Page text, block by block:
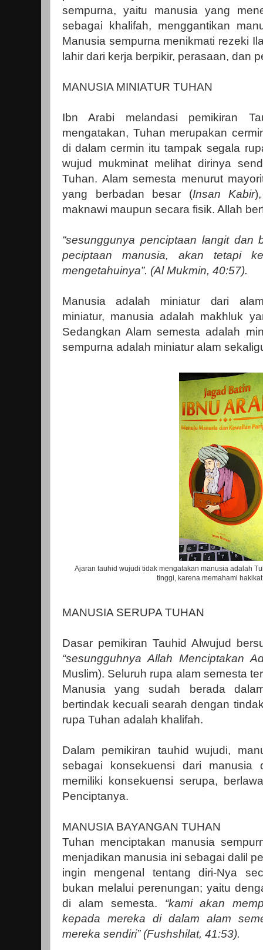
sempurna, yaitu manusia yang
sebagai khalifah, menggantikan
Manusia sempurna menikmati rezeki
lahir dari kerja berpikir, perasaan, dan
MANUSIA MINIATUR TUHAN
Ibn Arabi melandasi pemikiran
mengatakan, Tuhan merupakan
di dalam cermin itu tampak segala
wujud mukminat melihat dirinya
Tuhan. Alam semesta menurut
yang berbadan besar (Insan Kabir
maknawi maupun secara fisik. Allah
“sesunggunya penciptaan langit dan
peciptaan manusia, akan tetapi
mengetahuinya”. (Al Mukmin, 40:57).
Manusia adalah miniatur dari
miniatur, manusia adalah makhluk
Sedangkan Alam semesta adalah
sempurna adalah miniatur alam
Ajaran tauhid wujudi tidak mengatakan manusia adalah
tinggi, karena memahami
MANUSIA SERUPA TUHAN
Dasar pemikiran Tauhid Alwujud
“sesungguhnya Allah Menciptakan
Muslim). Seluruh rupa alam semesta
Manusia yang sudah berada
bertindak kecuali searah dengan
rupa Tuhan adalah khalifah.
Dalam pemikiran tauhid wujudi,
sebagai konsekuensi dari manusia
memiliki konsekuensi serupa,
Penciptanya.
MANUSIA BAYANGAN TUHAN
Tuhan menciptakan manusia
menjadikan manusia ini sebagai dalil
ingin mengenal tentang diri-Nya
bukan melalui perenungan; yaitu
di alam semesta. “kami akan
kepada mereka di dalam alam
mereka sendiri” (Fushshilat, 41:53).